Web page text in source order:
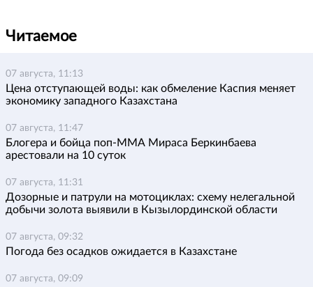
Читаемое
07 августа, 11:13
Цена отступающей воды: как обмеление Каспия меняет
экономику западного Казахстана
07 августа, 11:47
Блогера и бойца поп-ММА Мираса Беркинбаева
арестовали на 10 суток
07 августа, 11:31
Дозорные и патрули на мотоциклах: схему нелегальной
добычи золота выявили в Кызылординской области
07 августа, 09:32
Погода без осадков ожидается в Казахстане
07 августа, 09:09